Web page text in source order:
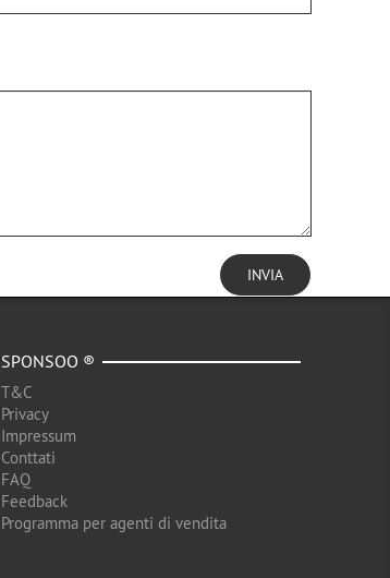
INVIA
SPONSOO ®
T&C
Privacy
Impressum
Conttati
FAQ
Feedback
Programma per agenti di vendita